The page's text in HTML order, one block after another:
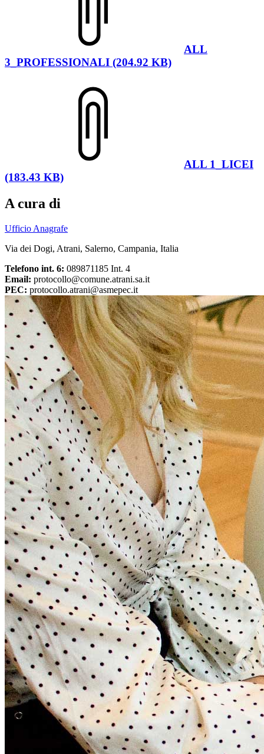
ALL
3_PROFESSIONALI (204.92 KB)
ALL 1_LICEI
(183.43 KB)
A cura di
Ufficio Anagrafe
Via dei Dogi, Atrani, Salerno, Campania, Italia
Telefono int. 6: 089871185 Int. 4
Email: protocollo@comune.atrani.sa.it
PEC: protocollo.atrani@asmepec.it